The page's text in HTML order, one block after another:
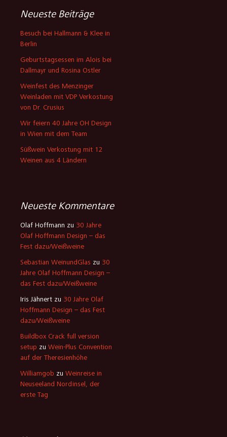
Neueste Beiträge
Besuch bei Hallmann & Klee in
Berlin
Geburtstagsessen im Alois bei
Dallmayr und Rosina Ostler
Weinfest des Menzinger
Weinladen mit VDP Verkostung
von Dr. Crusius
Wir feiern 40 Jahre OH Design
in Wien mit dem Team
Süßwein Verkostung mit 12
Weinen aus 4 Ländern
Neueste Kommentare
Olaf Hoffmann zu 30 Jahre
Olaf Hoffmann Design – das
Fest dazu/Weißweine
Sebastian WeinundGlas zu 30
Jahre Olaf Hoffmann Design –
das Fest dazu/Weißweine
Iris Jähnert zu 30 Jahre Olaf
Hoffmann Design – das Fest
dazu/Weißweine
Buildbox Crack full version
setup zu Wein-Plus Convention
auf der Theresienhöhe
Williamgob zu Weinreise in
Neuseeland Nordinsel, der
erste Tag